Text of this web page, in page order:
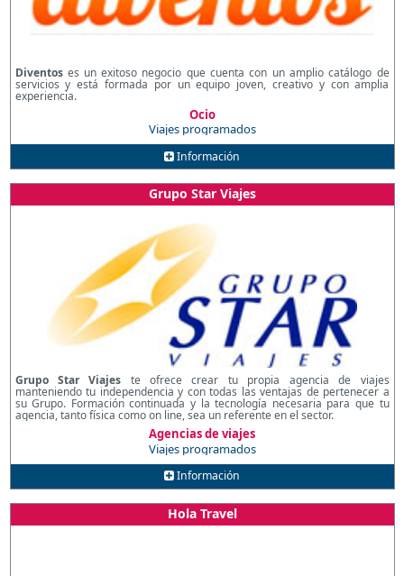
Diventos es un exitoso negocio que cuenta con un amplio catálogo de
servicios y está formada por un equipo joven, creativo y con amplia
experiencia.
Ocio
Viajes programados
Información
Grupo Star Viajes
Grupo Star Viajes te ofrece crear tu propia agencia de viajes
manteniendo tu independencia y con todas las ventajas de pertenecer a
su Grupo. Formación continuada y la tecnología necesaria para que tu
agencia, tanto física como on line, sea un referente en el sector.
Agencias de viajes
Viajes programados
Información
Hola Travel